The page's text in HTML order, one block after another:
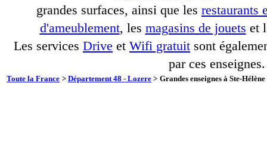
grandes surfaces, ainsi que les restaurants
d'ameublement, les magasins de jouets et
Les services Drive et Wifi gratuit sont
par ces enseignes.
Toute la France > Département 48 - Lozere > Grandes enseignes à Ste-